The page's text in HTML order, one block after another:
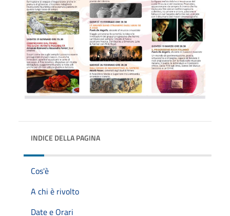
INDICE DELLA PAGINA
Cos'è
A chi è rivolto
Date e Orari